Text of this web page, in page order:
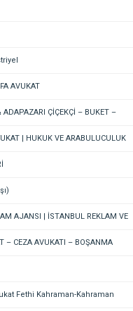
AVUKAT
ADAPAZARI ÇİÇEKÇİ – BUKET –
– ONLINE SİPARİŞ
| HUKUK VE ARABULUCULUK
AVUKATI
AJANSI | İSTANBUL REKLAM VE
MEDYA AJANSI, 360
– CEZA AVUKATI – BOŞANMA
Fethi Kahraman-Kahraman